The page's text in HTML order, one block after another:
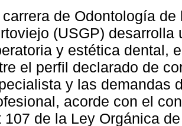
carrera de Odontología
(USGP)
y estética dental,
el perfil declarado de
y las demandas
acorde con el
107 de la Ley Orgánica